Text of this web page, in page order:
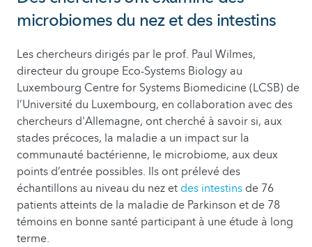
microbiomes du nez et des intestins
Les chercheurs dirigés par le prof. Paul Wilmes,
directeur du groupe Eco-Systems Biology au
Luxembourg Centre for Systems Biomedicine (LCSB) de
l’Université du Luxembourg, en collaboration avec des
chercheurs d'Allemagne, ont cherché à savoir si, aux
stades précoces, la maladie a un impact sur la
communauté bactérienne, le microbiome, aux deux
points d’entrée possibles. Ils ont prélevé des
échantillons au niveau du nez et des intestins de 76
patients atteints de la maladie de Parkinson et de 78
témoins en bonne santé participant à une étude à long
terme.